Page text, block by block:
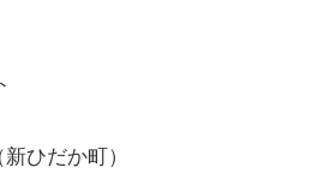
ひだか町）